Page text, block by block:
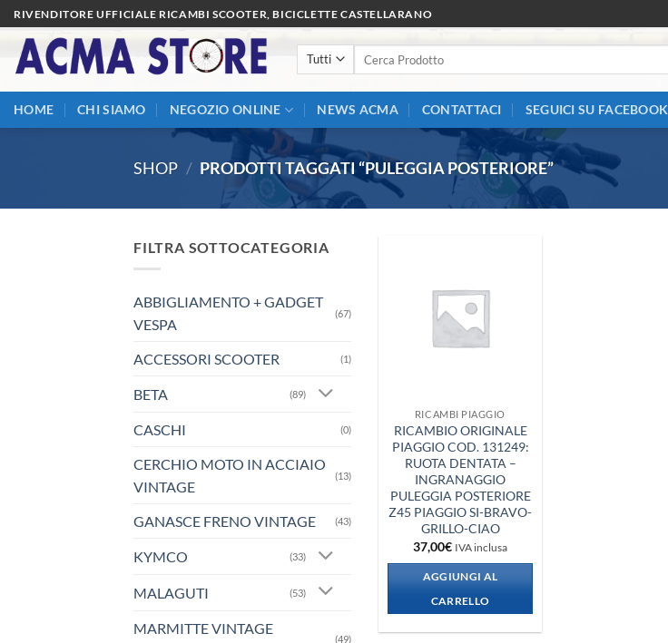
Salta
ai
contenuti
RIVENDITORE UFFICIALE RICAMBI SCOOTER, BICICLETTE CASTELLARANO
HOME CHI SIAMO NEGOZIO ONLINE NEWS ACMA CONTATTACI SEGUICI SU FACEBOOK
SHOP / PRODOTTI TAGGATI “PULEGGIA POSTERIORE”
FILTRA SOTTOCATEGORIA
ABBIGLIAMENTO + GADGET
VESPA
(67)
ACCESSORI SCOOTER (1)
BETA (89)
CASCHI (0)
CERCHIO MOTO IN ACCIAIO
VINTAGE
(13)
GANASCE FRENO VINTAGE (43)
KYMCO (33)
MALAGUTI (53)
MARMITTE VINTAGE
(49)
RICAMBI PIAGGIO
RICAMBIO ORIGINALE
PIAGGIO COD. 131249:
RUOTA DENTATA –
INGRANAGGIO
PULEGGIA POSTERIORE
Z45 PIAGGIO SI-BRAVO-
GRILLO-CIAO
37,00€ IVA inclusa
AGGIUNGI AL
CARRELLO